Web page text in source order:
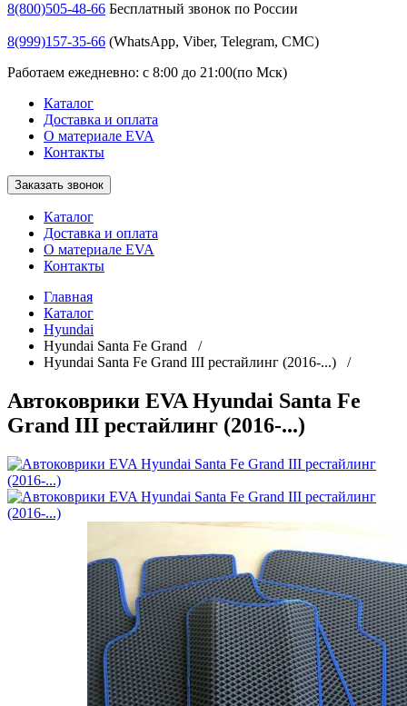
8(800)505-48-66 Бесплатный звонок по России
8(999)157-35-66 (WhatsApp, Viber, Telegram, СМС)
Работаем ежедневно: с 8:00 до 21:00(по Мск)
Каталог
Доставка и оплата
О материале EVA
Контакты
Заказать звонок
Каталог
Доставка и оплата
О материале EVA
Контакты
Главная
Каталог
Hyundai
Hyundai Santa Fe Grand /
Hyundai Santa Fe Grand III рестайлинг (2016-...) /
Автоковрики EVA Hyundai Santa Fe
Grand III рестайлинг (2016-...)